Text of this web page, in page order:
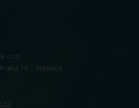
s.r.o.
10 – Vršovice